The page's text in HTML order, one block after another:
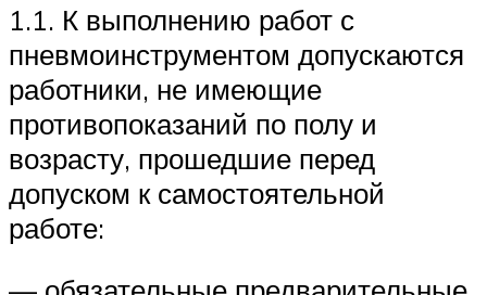
1.1. К выполнению работ с
пневмоинструментом допускаются
работники, не имеющие
противопоказаний по полу и
возрасту, прошедшие перед
допуском к самостоятельной
работе: